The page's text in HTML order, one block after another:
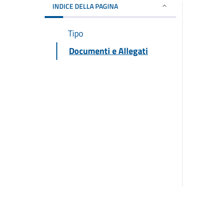
INDICE DELLA PAGINA
Tipo
Documenti e Allegati